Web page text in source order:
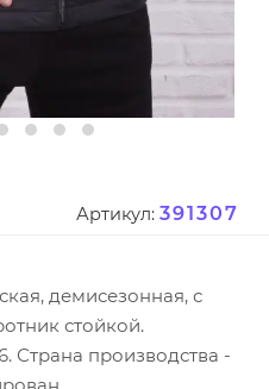
Артикул: 391307
демисезонная, с
стойкой.
Страна производства -